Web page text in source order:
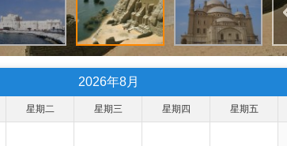
2026年8月
星期二 星期三 星期四 星期五